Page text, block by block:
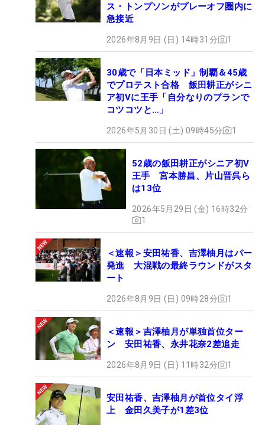
ス・トンプソンがプレーオフ圏内に
急接近
2026年8月9日 (日) 14時31分 1
30歳で「日本ミッド」制覇＆45歳
でプロテスト合格 飯田耕正がシニ
ア初Vに王手「自分なりのプランで
コツコツと…」
2026年5月30日 (土) 09時45分 1
52歳の飯田耕正がシニア初V
王手 宮本勝昌、片山晋呉ら
は13位
2026年5月29日 (金) 16時32分
1
＜速報＞安田祐香、吉澤柚月はパー
発進 大混戦の最終ラウンドがスタ
ート
2026年8月9日 (日) 09時28分 1
＜速報＞吉澤柚月が単独首位ター
ン 安田祐香、永井花奈2差追走
2026年8月9日 (日) 11時32分 1
安田祐香、吉澤柚月が首位タイ浮
上 金田久美子が1差3位